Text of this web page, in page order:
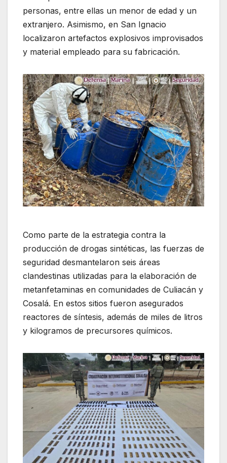
personas, entre ellas un menor de edad y un
extranjero. Asimismo, en San Ignacio
localizaron artefactos explosivos improvisados
y material empleado para su fabricación.
Como parte de la estrategia contra la
producción de drogas sintéticas, las fuerzas de
seguridad desmantelaron seis áreas
clandestinas utilizadas para la elaboración de
metanfetaminas en comunidades de Culiacán y
Cosalá. En estos sitios fueron asegurados
reactores de síntesis, además de miles de litros
y kilogramos de precursores químicos.